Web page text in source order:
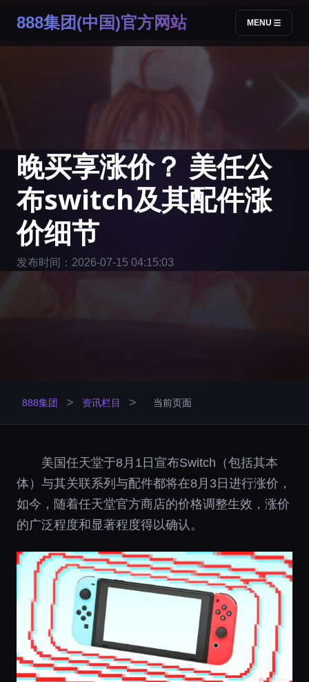
888集团(中国)官方网站 MENU
晚买享涨价？ 美任公
布switch及其配件涨
价细节
发布时间：2026-07-15 04:15:03
888集团 > 资讯栏目 > 当前页面
美国任天堂于8月1日宣布Switch（包括其本
体）与其关联系列与配件都将在8月3日进行涨价，
如今，随着任天堂官方商店的价格调整生效，涨价
的广泛程度和显著程度得以确认。